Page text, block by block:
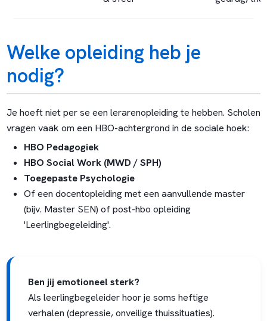
Welke opleiding heb je
nodig?
Je hoeft niet per se een lerarenopleiding te hebben. Scholen
vragen vaak om een HBO-achtergrond in de sociale hoek:
HBO Pedagogiek
HBO Social Work (MWD / SPH)
Toegepaste Psychologie
Of een docentopleiding met een aanvullende master
(bijv. Master SEN) of post-hbo opleiding
'Leerlingbegeleiding'.
Ben jij emotioneel sterk?
Als leerlingbegeleider hoor je soms heftige
verhalen (depressie, onveilige thuissituaties).